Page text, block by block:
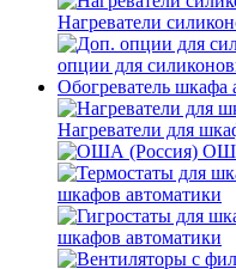
Нагреватели
опции для
Обогреватель шкафа
Нагреватели для
шкафов автоматики
шкафов автоматики